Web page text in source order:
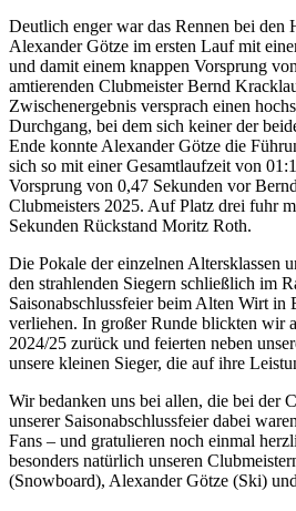
Deutlich enger war das Rennen bei den
Alexander Götze im ersten Lauf mit
und damit einem knappen Vorsprung
amtierenden Clubmeister Bernd
Zwischenergebnis versprach einen
Durchgang, bei dem sich keiner der
Ende konnte Alexander Götze die
sich so mit einer Gesamtlaufzeit von
Vorsprung von 0,47 Sekunden vor
Clubmeisters 2025. Auf Platz drei fuhr
Sekunden Rückstand Moritz Roth.
Die Pokale der einzelnen Altersklassen
den strahlenden Siegern schließlich im
Saisonabschlussfeier beim Alten Wirt in
verliehen. In großer Runde blickten wir
2024/25 zurück und feierten neben
unsere kleinen Sieger, die auf ihre
Wir bedanken uns bei allen, die bei der
unserer Saisonabschlussfeier dabei
Fans – und gratulieren noch einmal
besonders natürlich unseren
(Snowboard), Alexander Götze (Ski)